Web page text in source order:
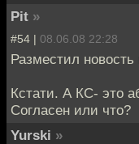
Pit »
#54 | 08.06.08 22:28
Разместил
Кстати. А КС- это
Согласен или что?
Yurski »